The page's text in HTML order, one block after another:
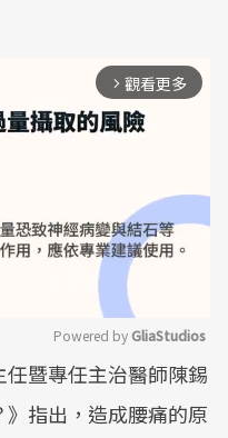
arrow_forward_ios 觀看更多
Mute
Powered by GliaStudios
暨專任主治醫師陳錫
指出，造成腰痛的原